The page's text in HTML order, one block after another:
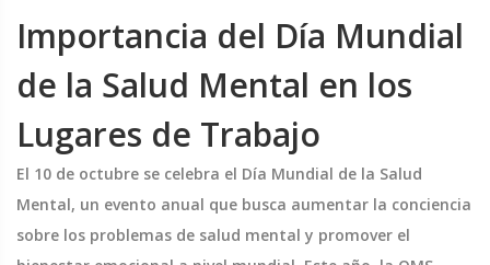
Importancia del Día Mundial
de la Salud Mental en los
Lugares de Trabajo
El 10 de octubre se celebra el Día Mundial de la Salud
Mental, un evento anual que busca aumentar la conciencia
sobre los problemas de salud mental y promover el